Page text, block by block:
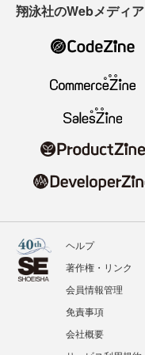
翔泳社のWebメディア
ヘルプ
著作権・リンク
会員情報管理
免責事項
会社概要